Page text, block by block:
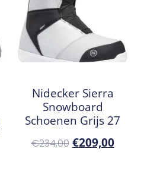
Nidecker Sierra
Snowboard
Schoenen Grijs 27
€234,00 €209,00